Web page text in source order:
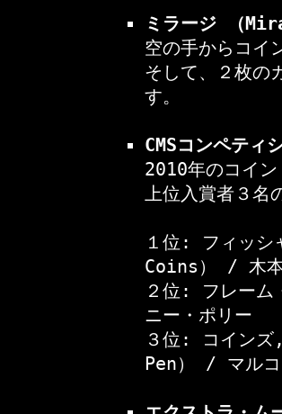
ミラージ （
空の手からコイ
そして、２枚の
す。
CMSコンペテ
2010年のコイ
上位入賞者３名
１位: フィッ
Coins） / 木
２位: フレー
ニー・ポリー
３位: コイン
Pen） / マルコ